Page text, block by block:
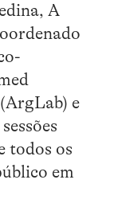
A
e
todos os
em